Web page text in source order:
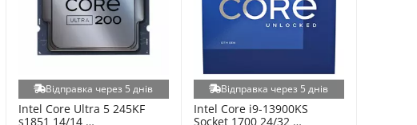
Відправка через 5 днів
Intel Core Ultra 5 245KF
s1851 14/14
Відправка через 5 днів
Intel Core i9-13900KS
Socket 1700 24/32